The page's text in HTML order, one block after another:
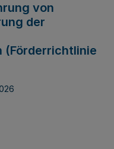
von
der
(Förderrichtlinie